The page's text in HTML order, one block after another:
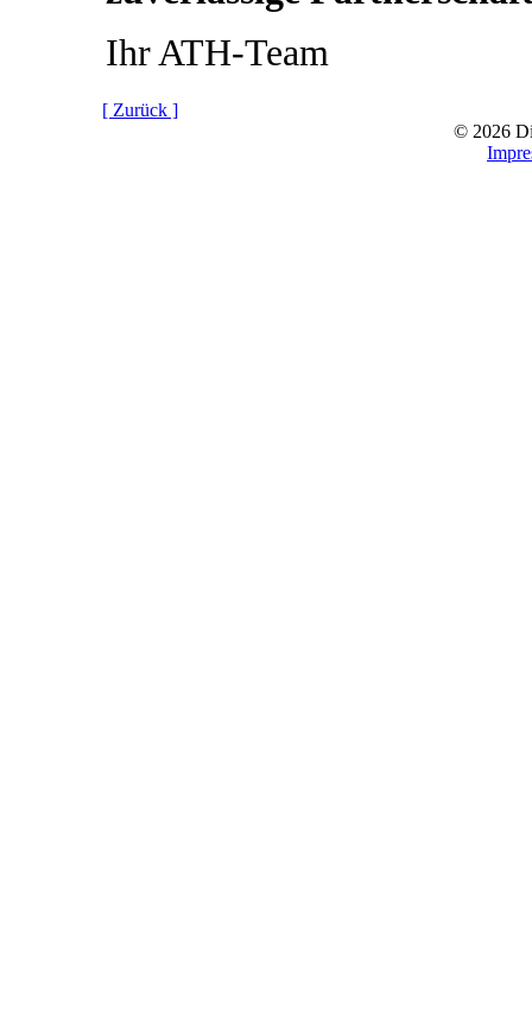
Ihr ATH-Team
[ Zurück ]
© 2026